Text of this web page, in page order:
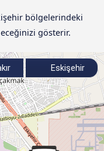
bölgelerindeki
gösterir.
Eskişehir